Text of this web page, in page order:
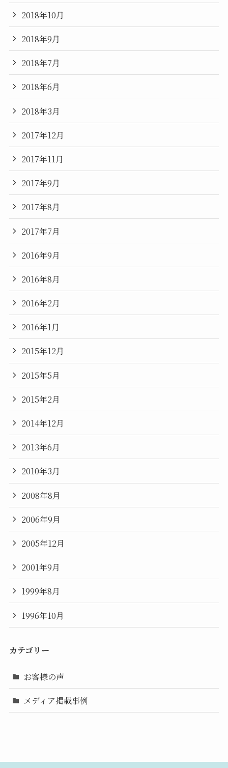
2018年10月
2018年9月
2018年7月
2018年6月
2018年3月
2017年12月
2017年11月
2017年9月
2017年8月
2017年7月
2016年9月
2016年8月
2016年2月
2016年1月
2015年12月
2015年5月
2015年2月
2014年12月
2013年6月
2010年3月
2008年8月
2006年9月
2005年12月
2001年9月
1999年8月
1996年10月
カテゴリー
お客様の声
メディア掲載事例